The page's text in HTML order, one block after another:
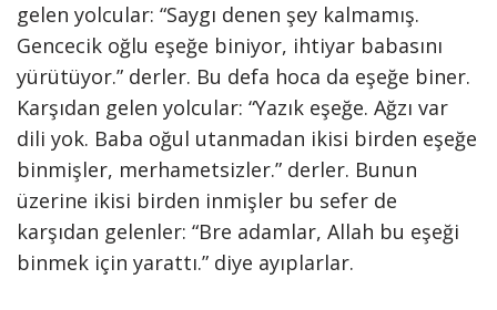
gelen yolcular: “Saygı denen şey kalmamış.
Gencecik oğlu eşeğe biniyor, ihtiyar babasını
yürütüyor.” derler. Bu defa hoca da eşeğe biner.
Karşıdan gelen yolcular: “Yazık eşeğe. Ağzı var
dili yok. Baba oğul utanmadan ikisi birden eşeğe
binmişler, merhametsizler.” derler. Bunun
üzerine ikisi birden inmişler bu sefer de
karşıdan gelenler: “Bre adamlar, Allah bu eşeği
binmek için yarattı.” diye ayıplarlar.